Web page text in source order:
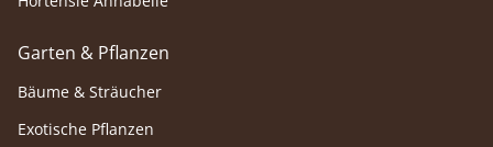
Garten & Pflanzen
Bäume & Sträucher
Exotische Pflanzen